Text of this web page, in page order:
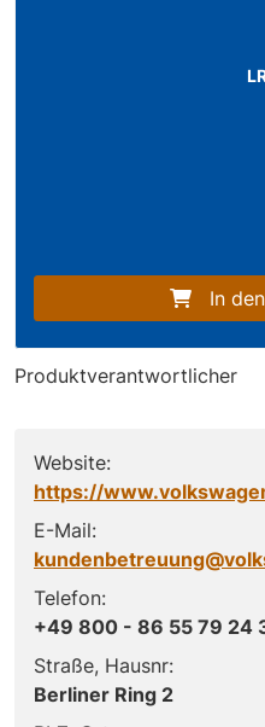
In
Produktverantwortlicher
Website:
https://
E-Mail:
Telefon:
+49 800 - 86 55 79 24
Straße, Hausnr:
Berliner Ring 2